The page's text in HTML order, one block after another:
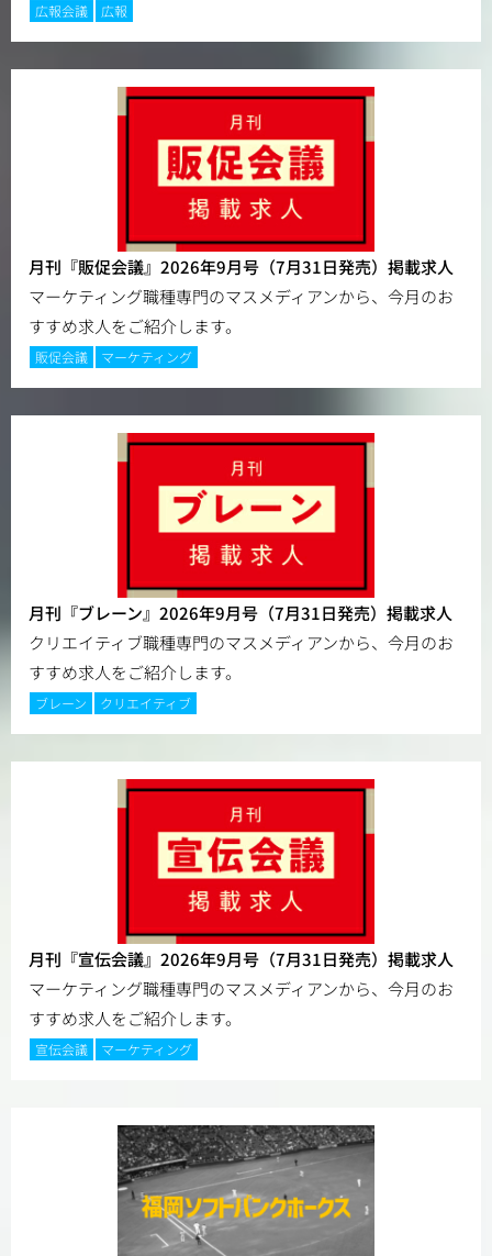
広報会議 広報
月刊『販促会議』2026年9月号（7月31日発売）掲載求人
マーケティング職種専門のマスメディアンから、今月のお
すすめ求人をご紹介します。
販促会議 マーケティング
月刊『ブレーン』2026年9月号（7月31日発売）掲載求人
クリエイティブ職種専門のマスメディアンから、今月のお
すすめ求人をご紹介します。
ブレーン クリエイティブ
月刊『宣伝会議』2026年9月号（7月31日発売）掲載求人
マーケティング職種専門のマスメディアンから、今月のお
すすめ求人をご紹介します。
宣伝会議 マーケティング